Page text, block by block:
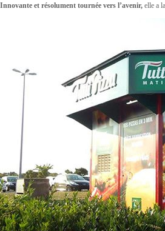
Innovante et résolument tournée vers l’avenir, elle a